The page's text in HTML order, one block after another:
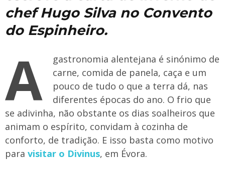
chef Hugo Silva no Convento
do Espinheiro.
A
gastronomia alentejana é sinónimo de
carne, comida de panela, caça e um
pouco de tudo o que a terra dá, nas
diferentes épocas do ano. O frio que
se adivinha, não obstante os dias soalheiros que
animam o espírito, convidam à cozinha de
conforto, de tradição. E isso basta como motivo
para visitar o Divinus, em Évora.